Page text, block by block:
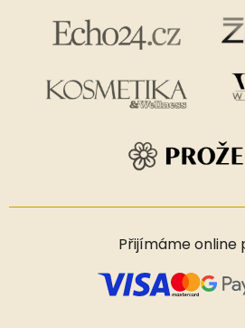
Přijímáme online